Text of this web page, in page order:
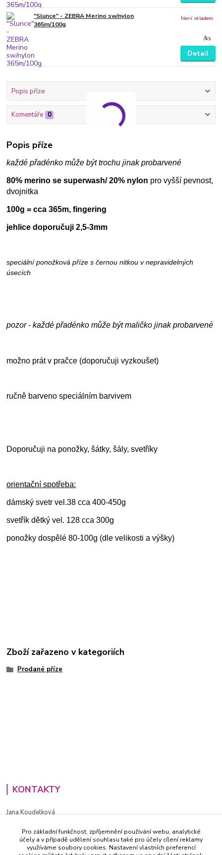
"Slunce" - ZEBRA Merino sw/nylon
365m/100g
/ks
Není skladem
Detail
Popis příze
Komentáře 0
Popis příze
každé přadénko může být trochu jinak probarvené
80% merino se superwash/ 20% nylon pro vyšší pevnost,
dvojnitka
100g = cca 365m, fingering
jehlice doporučuji 2,5-3mm
speciální ponožková příze s černou nitkou v nepravidelných
úsecích
pozor - každé přadénko může být maličko jinak probarvené
možno prát v pračce (doporučuji vyzkoušet)
ručně barveno speciálním barvivem
Doporučuji na ponožky, šátky, šály, svetříky
orientační spotřeba:
dámský svetr vel.38 cca 400-450g
svetřík dětký vel. 128 cca 300g
ponožky dospělé 80-100g (dle velikosti a výšky)
Zboží zařazeno v kategoriích
Prodané příze
KONTAKTY
Jana Koudelková
PO - PÁ (8-16h)
info@decida.cz
Pro základní funkčnost, zpříjemnění používání webu, analytické
účely a v případě udělení souhlasu také pro účely cílení reklamy
využíváme soubory cookies. Nastavení vlastních preferencí